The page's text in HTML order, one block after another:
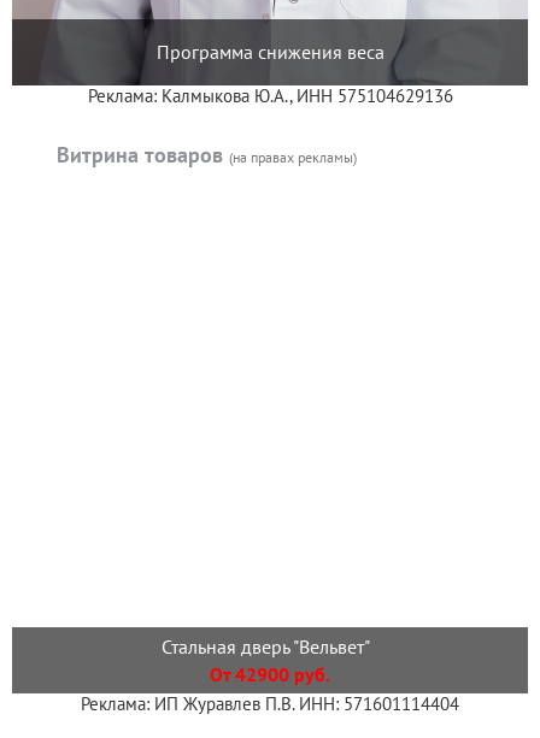
Программа снижения веса
Реклама: Калмыкова Ю.А., ИНН 575104629136
Витрина товаров (на правах рекламы)
Стальная дверь "Вельвет"
От 42900 руб.
Реклама: ИП Журавлев П.В. ИНН: 571601114404